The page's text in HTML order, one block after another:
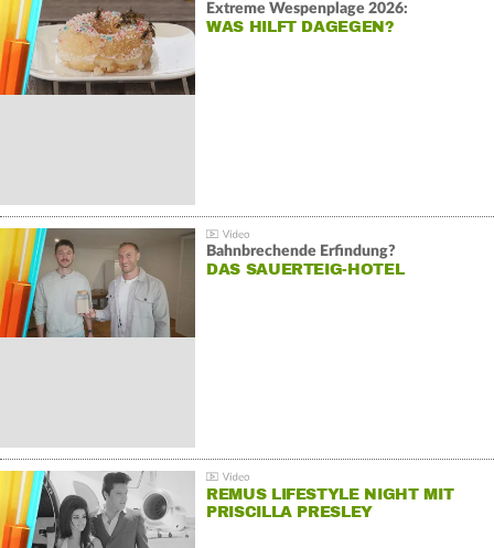
Extreme Wespenplage 2026:
WAS HILFT DAGEGEN?
Bahnbrechende Erfindung?
DAS SAUERTEIG-HOTEL
REMUS LIFESTYLE NIGHT MIT
PRISCILLA PRESLEY